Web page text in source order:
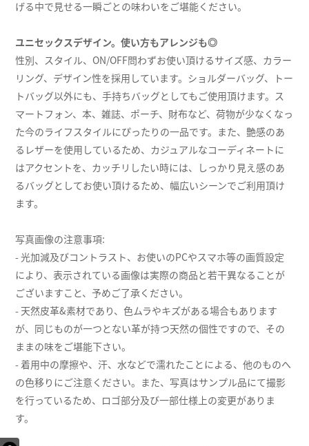
げる中で見せる一瞬ごとの味わいをご堪能ください。
ユニセックスデザイン。使い方もアレンジも◎
性別、スタイル、ON/OFF問わずお使い頂けるサイズ感、カラー
リング、デザイン性を採用しています。ショルダーバッグ、トー
トバッグ以外にも、手持ちバッグとしてもご使用頂けます。ス
マートフォン、本、雑誌、ポーチ、財布など、荷物が少なくなっ
た今のライフスタイルにぴったりの一品です。また、艶感のあ
るレザーを使用しているため、カジュアルなコーディネートに
はアクセントを、カッチリしたい時には、しっかり見え感のあ
るバッグとしてお使い頂けるため、幅広いシーンでご利用頂け
ます。
写真画像の注意事項:
- 光加減及びコントラスト、お使いのPCやスマホ等の画質設定
により、表示されている画像は実際の商品と若干異なることが
ございますこと、予めご了承ください。
- 天然皮革&素材であり、色ムラやキズがある場合もあります
が、同じものが一つとない革が持つ天然の個性ですので、その
ままの味をご堪能下さい。
- 着用中の摩擦や、汗、水などで濡れたことによる、他のものへ
の色移りにご注意ください。また、写真はサンプル品にて撮影
を行っているため、ロゴ部分及び一部仕様上の変更がありま
す。